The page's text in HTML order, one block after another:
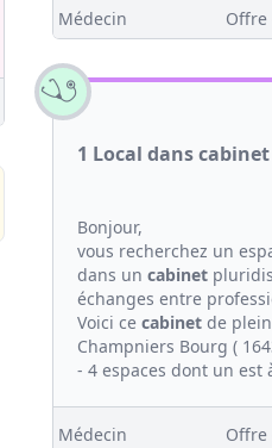
Médecin
1 Local dans
Bonjour,
vous recherchez un
dans un cabinet
échanges entre
Voici ce cabinet de
Champniers Bourg (
- 4 espaces dont un est
Médecin